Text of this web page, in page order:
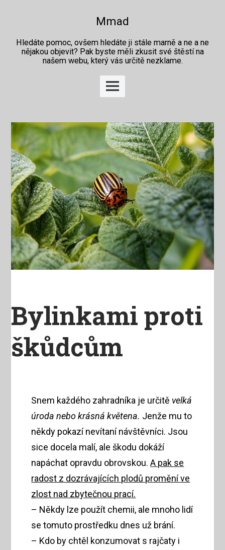
Mmad
Hledáte pomoc, ovšem hledáte ji stále marně a ne a ne
nějakou objevit? Pak byste měli zkusit své štěstí na
našem webu, který vás určitě nezklame.
Main
Menu
Bylinkami proti
škůdcům
Snem každého zahradníka je určitě velká
úroda nebo krásná květena. Jenže mu to
někdy pokazí nevítaní návštěvníci. Jsou
sice docela malí, ale škodu dokáží
napáchat opravdu obrovskou.A pak se
radost z dozrávajících plodů promění ve
zlost nad zbytečnou prací.
– Někdy lze použít chemii, ale mnoho lidí
se tomuto prostředku dnes už brání.
– Kdo by chtěl konzumovat s rajčaty i